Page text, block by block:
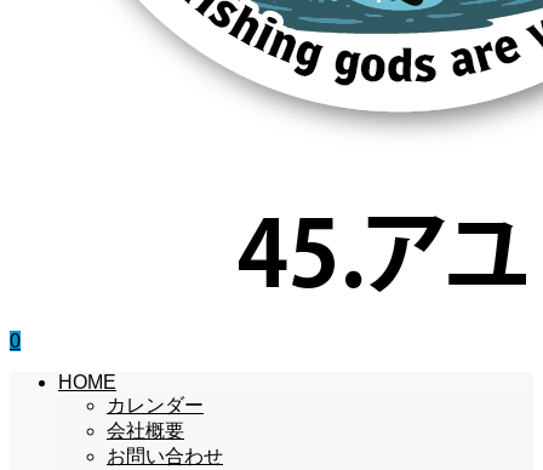
0
HOME
カレンダー
会社概要
お問い合わせ